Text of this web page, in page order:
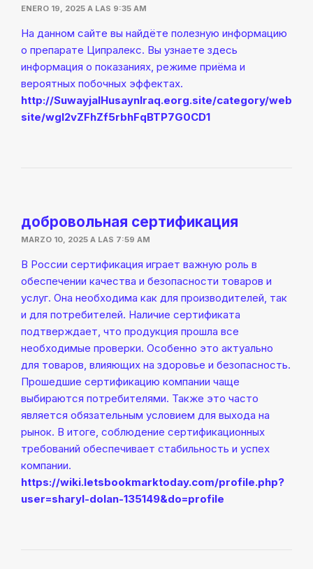
ENERO 19, 2025 A LAS 9:35 AM
На данном сайте вы найдёте полезную информацию
о препарате Ципралекс. Вы узнаете здесь
информация о показаниях, режиме приёма и
вероятных побочных эффектах.
http://SuwayjalHusaynIraq.eorg.site/category/web
site/wgI2vZFhZf5rbhFqBTP7G0CD1
добровольная сертификация
MARZO 10, 2025 A LAS 7:59 AM
В России сертификация играет важную роль в
обеспечении качества и безопасности товаров и
услуг. Она необходима как для производителей, так
и для потребителей. Наличие сертификата
подтверждает, что продукция прошла все
необходимые проверки. Особенно это актуально
для товаров, влияющих на здоровье и безопасность.
Прошедшие сертификацию компании чаще
выбираются потребителями. Также это часто
является обязательным условием для выхода на
рынок. В итоге, соблюдение сертификационных
требований обеспечивает стабильность и успех
компании.
https://wiki.letsbookmarktoday.com/profile.php?
user=sharyl-dolan-135149&do=profile